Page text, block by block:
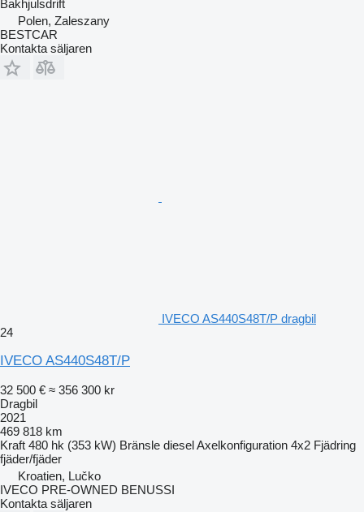
Bakhjulsdrift
Polen, Zaleszany
BESTCAR
Kontakta säljaren
IVECO AS440S48T/P dragbil
24
IVECO AS440S48T/P
32 500 € ≈ 356 300 kr
Dragbil
2021
469 818 km
Kraft 480 hk (353 kW) Bränsle dieselAxelkonfiguration 4x2 Fjädring
fjäder/fjäder
Kroatien, Lučko
IVECO PRE-OWNED BENUSSI
Kontakta säljaren